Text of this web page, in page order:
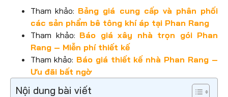
Tham khảo: Bảng giá cung cấp và phân phối
các sản phẩm bê tông khí áp tại Phan Rang
Tham khảo: Báo giá xây nhà trọn gói Phan
Rang – Miễn phí thiết kế
Tham khảo: Báo giá thiết kế nhà Phan Rang –
Ưu đãi bất ngờ
Nội dung bài viết